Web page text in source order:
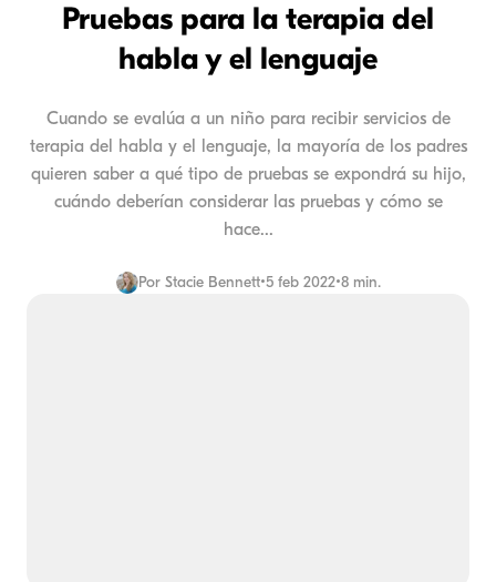
Pruebas para la terapia del
habla y el lenguaje
Cuando se evalúa a un niño para recibir servicios de
terapia del habla y el lenguaje, la mayoría de los padres
quieren saber a qué tipo de pruebas se expondrá su hijo,
cuándo deberían considerar las pruebas y cómo se
hace...
Por Stacie Bennett•5 feb 2022•8 min.